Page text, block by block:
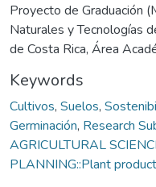
Proyecto de Graduación
Naturales y Tecnologías
de Costa Rica, Área
Keywords
Cultivos, Suelos,
Germinación, Research
AGRICULTURAL
PLANNING::Plant